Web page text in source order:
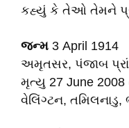
કહ્યું કે તેઓ તેમને
જન્મ 3 April 1914
અમૃતસર, પંજાબ
મૃત્યુ 27 June
વેલિંગ્ટન, તમિલનાડુ,